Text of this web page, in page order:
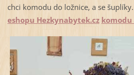
chci komodu do ložnice, a se
eshopu Hezkynabytek.cz komodu